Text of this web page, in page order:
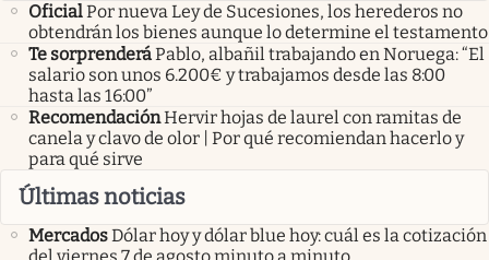
OficialPor nueva Ley de Sucesiones, los herederos no
obtendrán los bienes aunque lo determine el testamento
Te sorprenderáPablo, albañil trabajando en Noruega: “El
salario son unos 6.200€ y trabajamos desde las 8:00
hasta las 16:00”
RecomendaciónHervir hojas de laurel con ramitas de
canela y clavo de olor | Por qué recomiendan hacerlo y
para qué sirve
Últimas noticias
MercadosDólar hoy y dólar blue hoy: cuál es la cotización
del viernes 7 de agosto minuto a minuto